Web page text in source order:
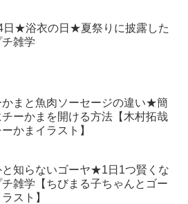
日★浴衣の日★夏祭りに披露した
チ雑学
かまと魚肉ソーセージの違い★簡
チーかまを開ける方法【木村拓哉
かまイラスト】
と知らないゴーヤ★1日1つ賢くな
チ雑学【ちびまる子ちゃんとゴー
スト】